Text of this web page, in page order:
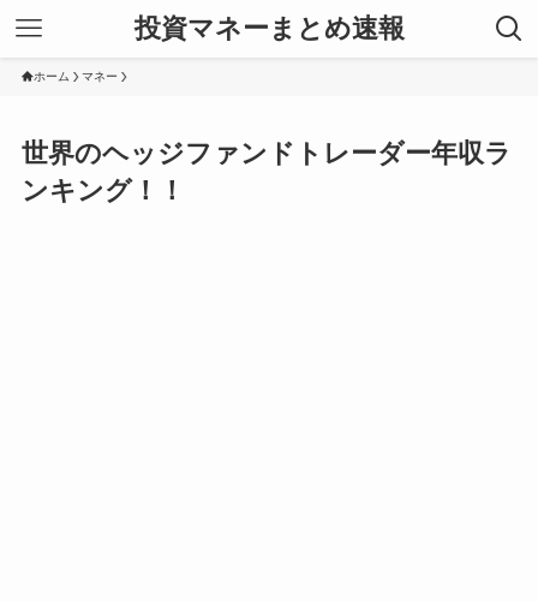
投資マネーまとめ速報
ホーム マネー
世界のヘッジファンドトレーダー年収ラ
ンキング！！